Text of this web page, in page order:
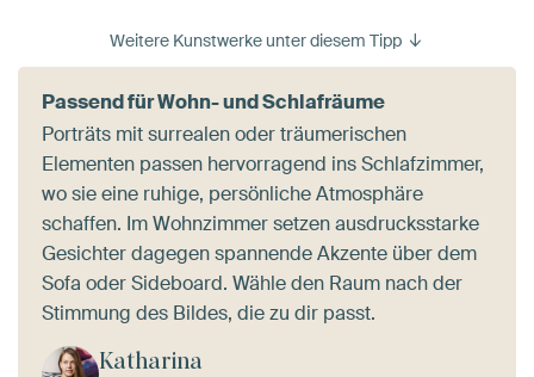
Weitere Kunstwerke unter diesem Tipp
Passend für Wohn- und Schlafräume
Porträts mit surrealen oder träumerischen
Elementen passen hervorragend ins Schlafzimmer,
wo sie eine ruhige, persönliche Atmosphäre
schaffen. Im Wohnzimmer setzen ausdrucksstarke
Gesichter dagegen spannende Akzente über dem
Sofa oder Sideboard. Wähle den Raum nach der
Stimmung des Bildes, die zu dir passt.
Katharina